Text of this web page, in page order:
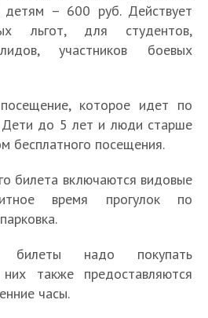
детям – 600 руб. Действует
льгот, для студентов,
участников боевых
которое идет по
Дети до 5 лет и люди старше
бесплатного посещения.
билета включаются видовые
время прогулок по
билеты надо покупать
также предоставляются
часы.